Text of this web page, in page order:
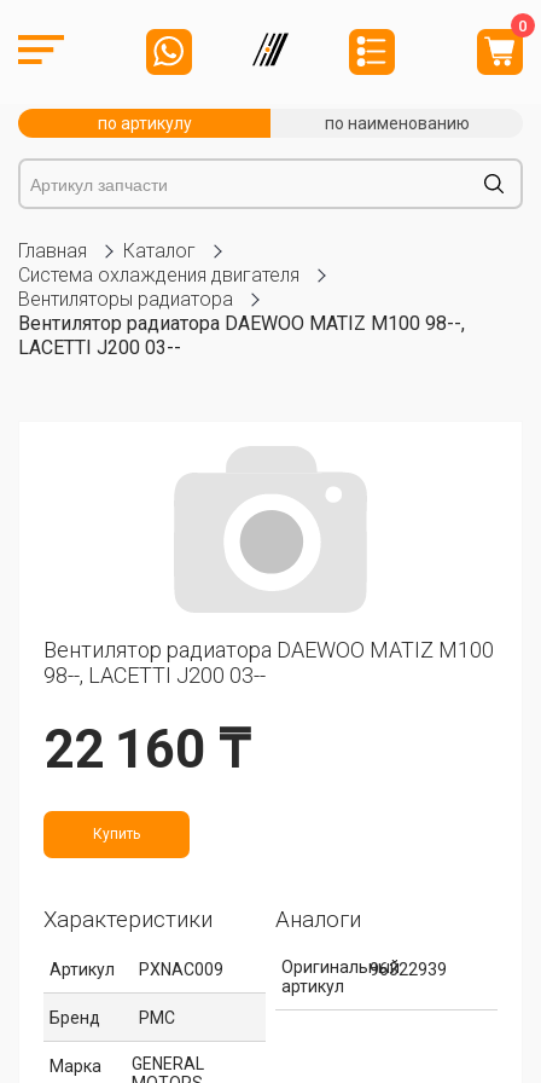
0
по артикулу по наименованию
Главная
Каталог
Система охлаждения двигателя
Вентиляторы радиатора
Вентилятор радиатора DAEWOO MATIZ M100 98--,
LACETTI J200 03--
Вентилятор радиатора DAEWOO MATIZ M100
98--, LACETTI J200 03--
22 160 ₸
Купить
Характеристики
Артикул PXNAC009
Бренд PMC
Марка
GENERAL
Аналоги
Оригинальный
артикул
96322939